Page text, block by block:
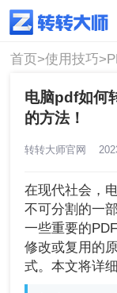
使用技巧
首页>使用技巧>
电脑pdf如何
的方法！
转转大师官网
在现代社会，
不可分割的一
一些重要的
修改或复用的
式。本文将详